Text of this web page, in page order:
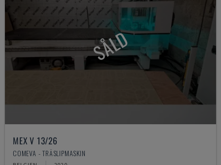
SÅLD
MEX V 13/26
COMEVA - TRÄSLIPMASKIN